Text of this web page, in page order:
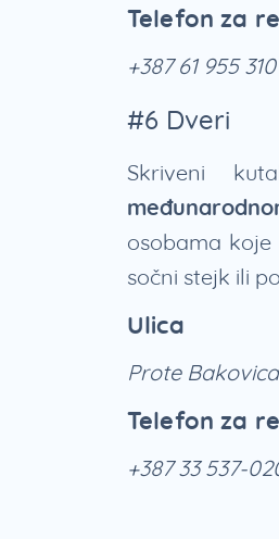
Telefon za
+387 61 955 310
#6 Dveri
Skriveni
osobama
sočni stejk ili
Ulica
Prote
Telefon za
+387 33 537-